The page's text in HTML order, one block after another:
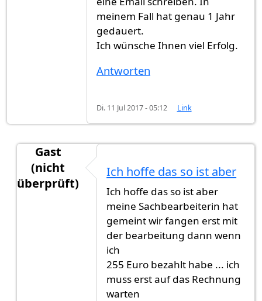
meinem Fall hat genau 1 Jahr
gedauert.
Ich wünsche Ihnen viel Erfolg.
Antworten
Di. 11 Jul 2017 - 05:12 Link
Gast
(nicht
überprüft)
Es dauert zwischen 6 Monaten
Ich hoffe das so ist aber
Ich hoffe das so ist aber
meine Sachbearbeiterin hat
gemeint wir fangen erst mit
der bearbeitung dann wenn
ich
255 Euro bezahlt habe ... ich
muss erst auf das Rechnung
warten